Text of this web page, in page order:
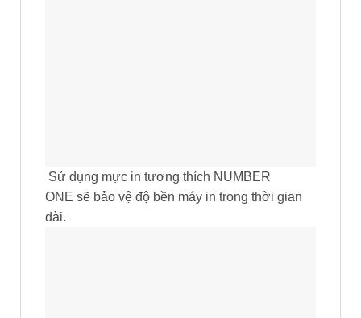
Sử dụng mực in tương thích NUMBER
ONE sẽ bảo vệ độ bền máy in trong thời gian
dài.